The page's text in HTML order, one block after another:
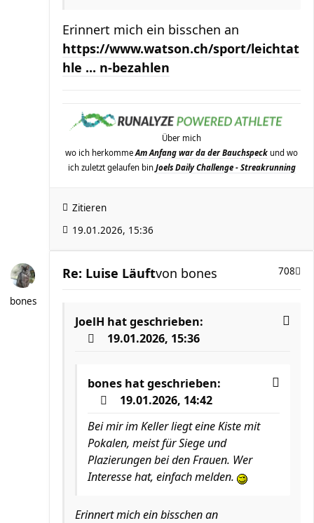
Erinnert mich ein bisschen an
https://www.watson.ch/sport/leichtat
hle ... n-bezahlen
Über mich
wo ich herkomme Am Anfang war da der Bauchspeck und wo
ich zuletzt gelaufen bin Joels Daily Challenge - Streakrunning
Zitieren
19.01.2026, 15:36
bones
Re: Luise Läuft 708
von bones
JoelH hat geschrieben:
19.01.2026, 15:36
bones hat geschrieben:
19.01.2026, 14:42
Bei mir im Keller liegt eine Kiste mit
Pokalen, meist für Siege und
Plazierungen bei den Frauen. Wer
Interesse hat, einfach melden.
Erinnert mich ein bisschen an